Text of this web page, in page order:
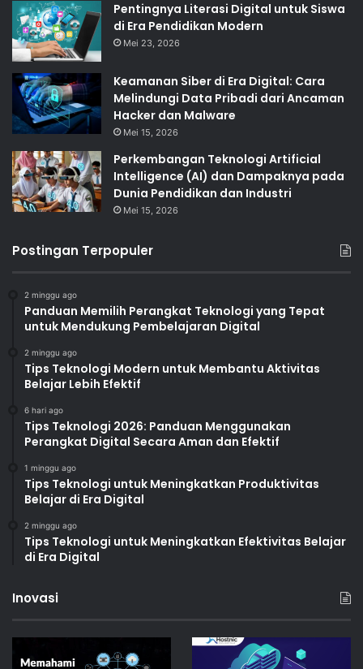
Pentingnya Literasi Digital untuk Siswa
di Era Pendidikan Modern
Mei 23, 2026
Keamanan Siber di Era Digital: Cara
Melindungi Data Pribadi dari Ancaman
Hacker dan Malware
Mei 15, 2026
Perkembangan Teknologi Artificial
Intelligence (AI) dan Dampaknya pada
Dunia Pendidikan dan Industri
Mei 15, 2026
Postingan Terpopuler
2 minggu ago
Panduan Memilih Perangkat Teknologi yang Tepat
untuk Mendukung Pembelajaran Digital
2 minggu ago
Tips Teknologi Modern untuk Membantu Aktivitas
Belajar Lebih Efektif
6 hari ago
Tips Teknologi 2026: Panduan Menggunakan
Perangkat Digital Secara Aman dan Efektif
1 minggu ago
Tips Teknologi untuk Meningkatkan Produktivitas
Belajar di Era Digital
2 minggu ago
Tips Teknologi untuk Meningkatkan Efektivitas Belajar
di Era Digital
Inovasi